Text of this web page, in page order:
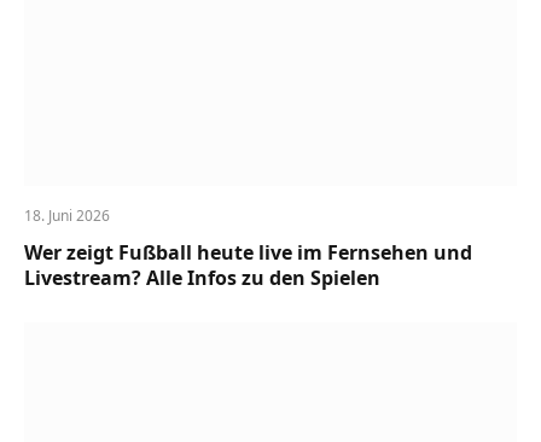
18. Juni 2026
Wer zeigt Fußball heute live im Fernsehen und
Livestream? Alle Infos zu den Spielen